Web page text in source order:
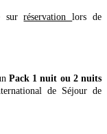
surréservationlors de
Pack 1 nuit ou 2 nuits
de Séjour de